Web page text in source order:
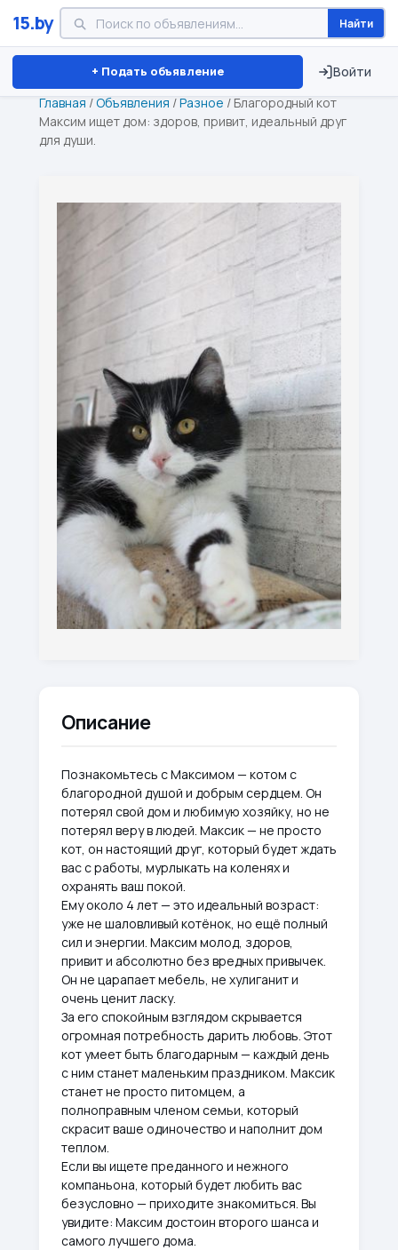
15.by Найти
+ Подать объявление Войти
Минск Витебск Брест ⏱ ТОЛЬКО 15 ДНЕЙ
Главная /Объявления /Разное / Благородный кот
Максим ищет дом: здоров, привит, идеальный друг
для души.
Описание
Познакомьтесь с Максимом — котом с
благородной душой и добрым сердцем. Он
потерял свой дом и любимую хозяйку, но не
потерял веру в людей. Максик — не просто
кот, он настоящий друг, который будет ждать
вас с работы, мурлыкать на коленях и
охранять ваш покой.
Ему около 4 лет — это идеальный возраст:
уже не шаловливый котёнок, но ещё полный
сил и энергии. Максим молод, здоров,
привит и абсолютно без вредных привычек.
Он не царапает мебель, не хулиганит и
очень ценит ласку.
За его спокойным взглядом скрывается
огромная потребность дарить любовь. Этот
кот умеет быть благодарным — каждый день
с ним станет маленьким праздником. Максик
станет не просто питомцем, а
полноправным членом семьи, который
скрасит ваше одиночество и наполнит дом
теплом.
Если вы ищете преданного и нежного
компаньона, который будет любить вас
безусловно — приходите знакомиться. Вы
увидите: Максим достоин второго шанса и
самого лучшего дома.